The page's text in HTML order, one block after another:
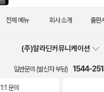
전체 메뉴 회사 소개 출판
(주)알라딘커뮤니케이션
일반문의 (발신자 부담) 1544-
1:1 문의